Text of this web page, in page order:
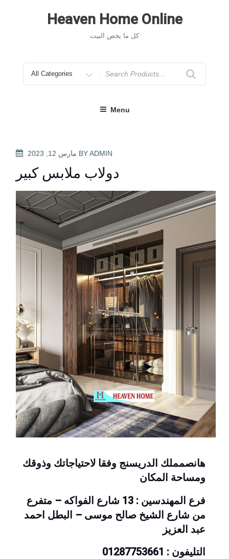
Heaven Home Online
كل ما يخص البيت
for
Menu
POSTED مارس 12, 2023 BYADMIN
دولاب ملابس كبير
هانصمملك الدريسنج وفقا لاحتياجاتك وذوقك
ومساحة المكان
فرع المهندسين : 13 شارع الفواكه – متفرع
من شارع الشيخ صالح موسى – البطل احمد
عبد العزيز
التليفون : 01287753661